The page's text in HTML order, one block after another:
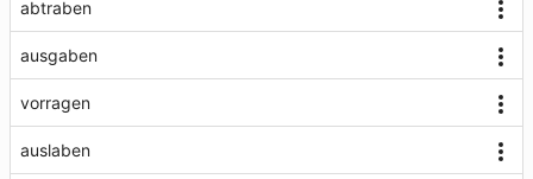
abtraben
ausgaben
vorragen
auslaben